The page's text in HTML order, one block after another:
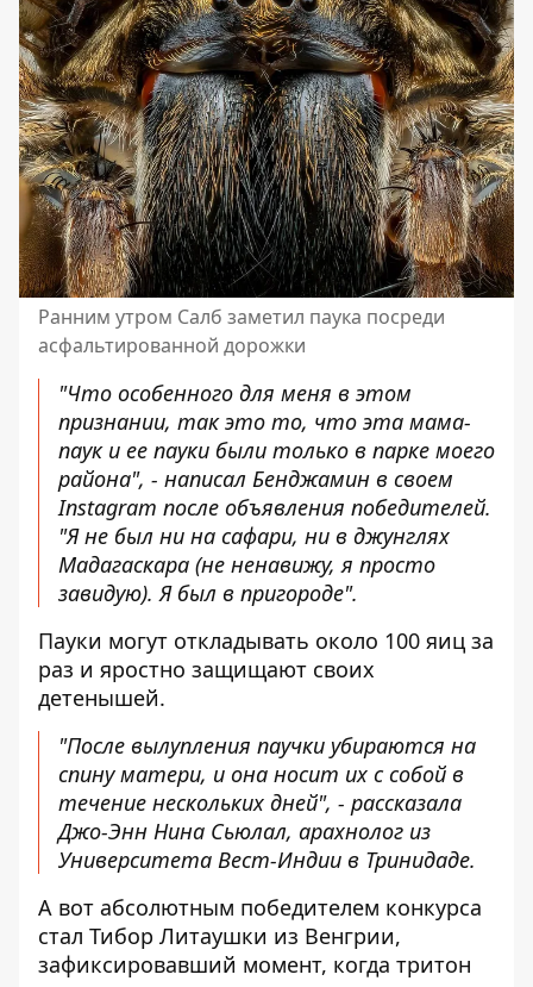
Ранним утром Салб заметил паука посреди
асфальтированной дорожки
"Что особенного для меня в этом
признании, так это то, что эта мама-
паук и ее пауки были только в парке моего
района", - написал Бенджамин в своем
Instagram после объявления победителей.
"Я не был ни на сафари, ни в джунглях
Мадагаскара (не ненавижу, я просто
завидую). Я был в пригороде".
Пауки могут откладывать около 100 яиц за
раз и яростно защищают своих
детенышей.
"После вылупления паучки убираются на
спину матери, и она носит их с собой в
течение нескольких дней", - рассказала
Джо-Энн Нина Сьюлал, арахнолог из
Университета Вест-Индии в Тринидаде.
А вот абсолютным победителем конкурса
стал Тибор Литаушки из Венгрии,
зафиксировавший момент, когда тритон